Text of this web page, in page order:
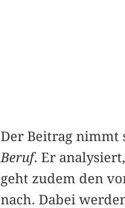
Der Beitrag nimmt
Beruf. Er
geht zudem den
nach. Dabei